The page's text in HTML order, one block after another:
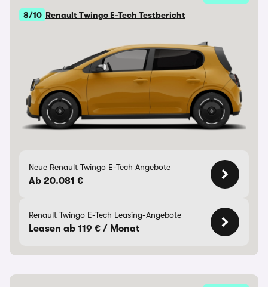
8/10 Renault Twingo E-Tech Testbericht
Neue Renault Twingo E-Tech Angebote
Ab 20.081 €
Renault Twingo E-Tech Leasing-Angebote
Leasen ab 119 € / Monat